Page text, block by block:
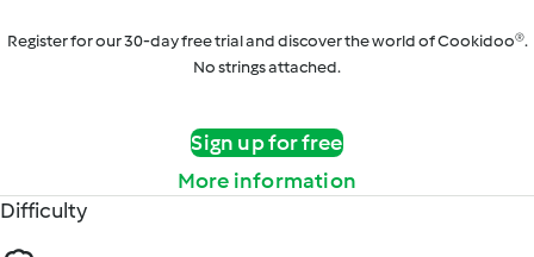
Register for our 30-day free trial and discover the world of Cookidoo®.
No strings attached.
Sign up for free
More information
Difficulty